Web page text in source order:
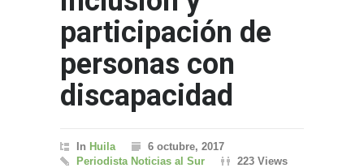
participación de
personas con
discapacidad
In Huila
6 octubre, 2017
Periodista Noticias al Sur
223 Views